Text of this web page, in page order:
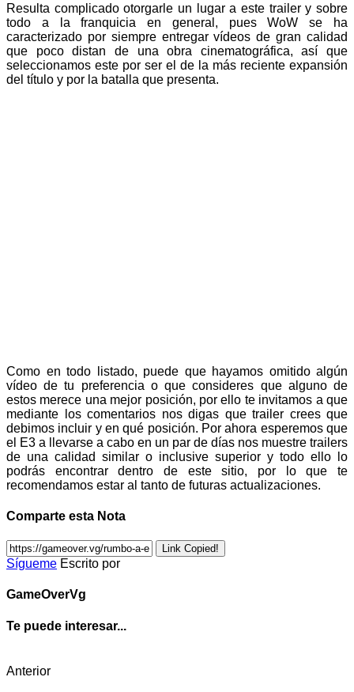
Resulta complicado otorgarle un lugar a este trailer y sobre
todo a la franquicia en general, pues WoW se ha
caracterizado por siempre entregar vídeos de gran calidad
que poco distan de una obra cinematográfica, así que
seleccionamos este por ser el de la más reciente expansión
del título y por la batalla que presenta.
Como en todo listado, puede que hayamos omitido algún
vídeo de tu preferencia o que consideres que alguno de
estos merece una mejor posición, por ello te invitamos a que
mediante los comentarios nos digas que trailer crees que
debimos incluir y en qué posición. Por ahora esperemos que
el E3 a llevarse a cabo en un par de días nos muestre trailers
de una calidad similar o inclusive superior y todo ello lo
podrás encontrar dentro de este sitio, por lo que te
recomendamos estar al tanto de futuras actualizaciones.
Comparte esta Nota
Link Copied!
Sígueme Escrito por
GameOverVg
Te puede interesar...
Anterior